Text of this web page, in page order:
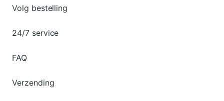
Volg bestelling
24/7 service
FAQ
Verzending